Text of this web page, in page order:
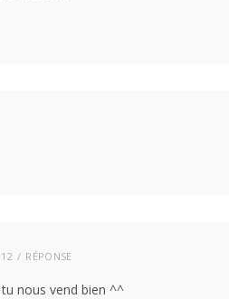
RÉPONSE
nous vend bien ^^